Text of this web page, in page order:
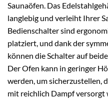
Saunaöfen. Das
langlebig und verleiht Ihrer
Bedienschalter sind
platziert, und dank der
können die Schalter auf
Der Ofen kann in geringer
werden, um sicherzustellen,
mit reichlich Dampf versorgt